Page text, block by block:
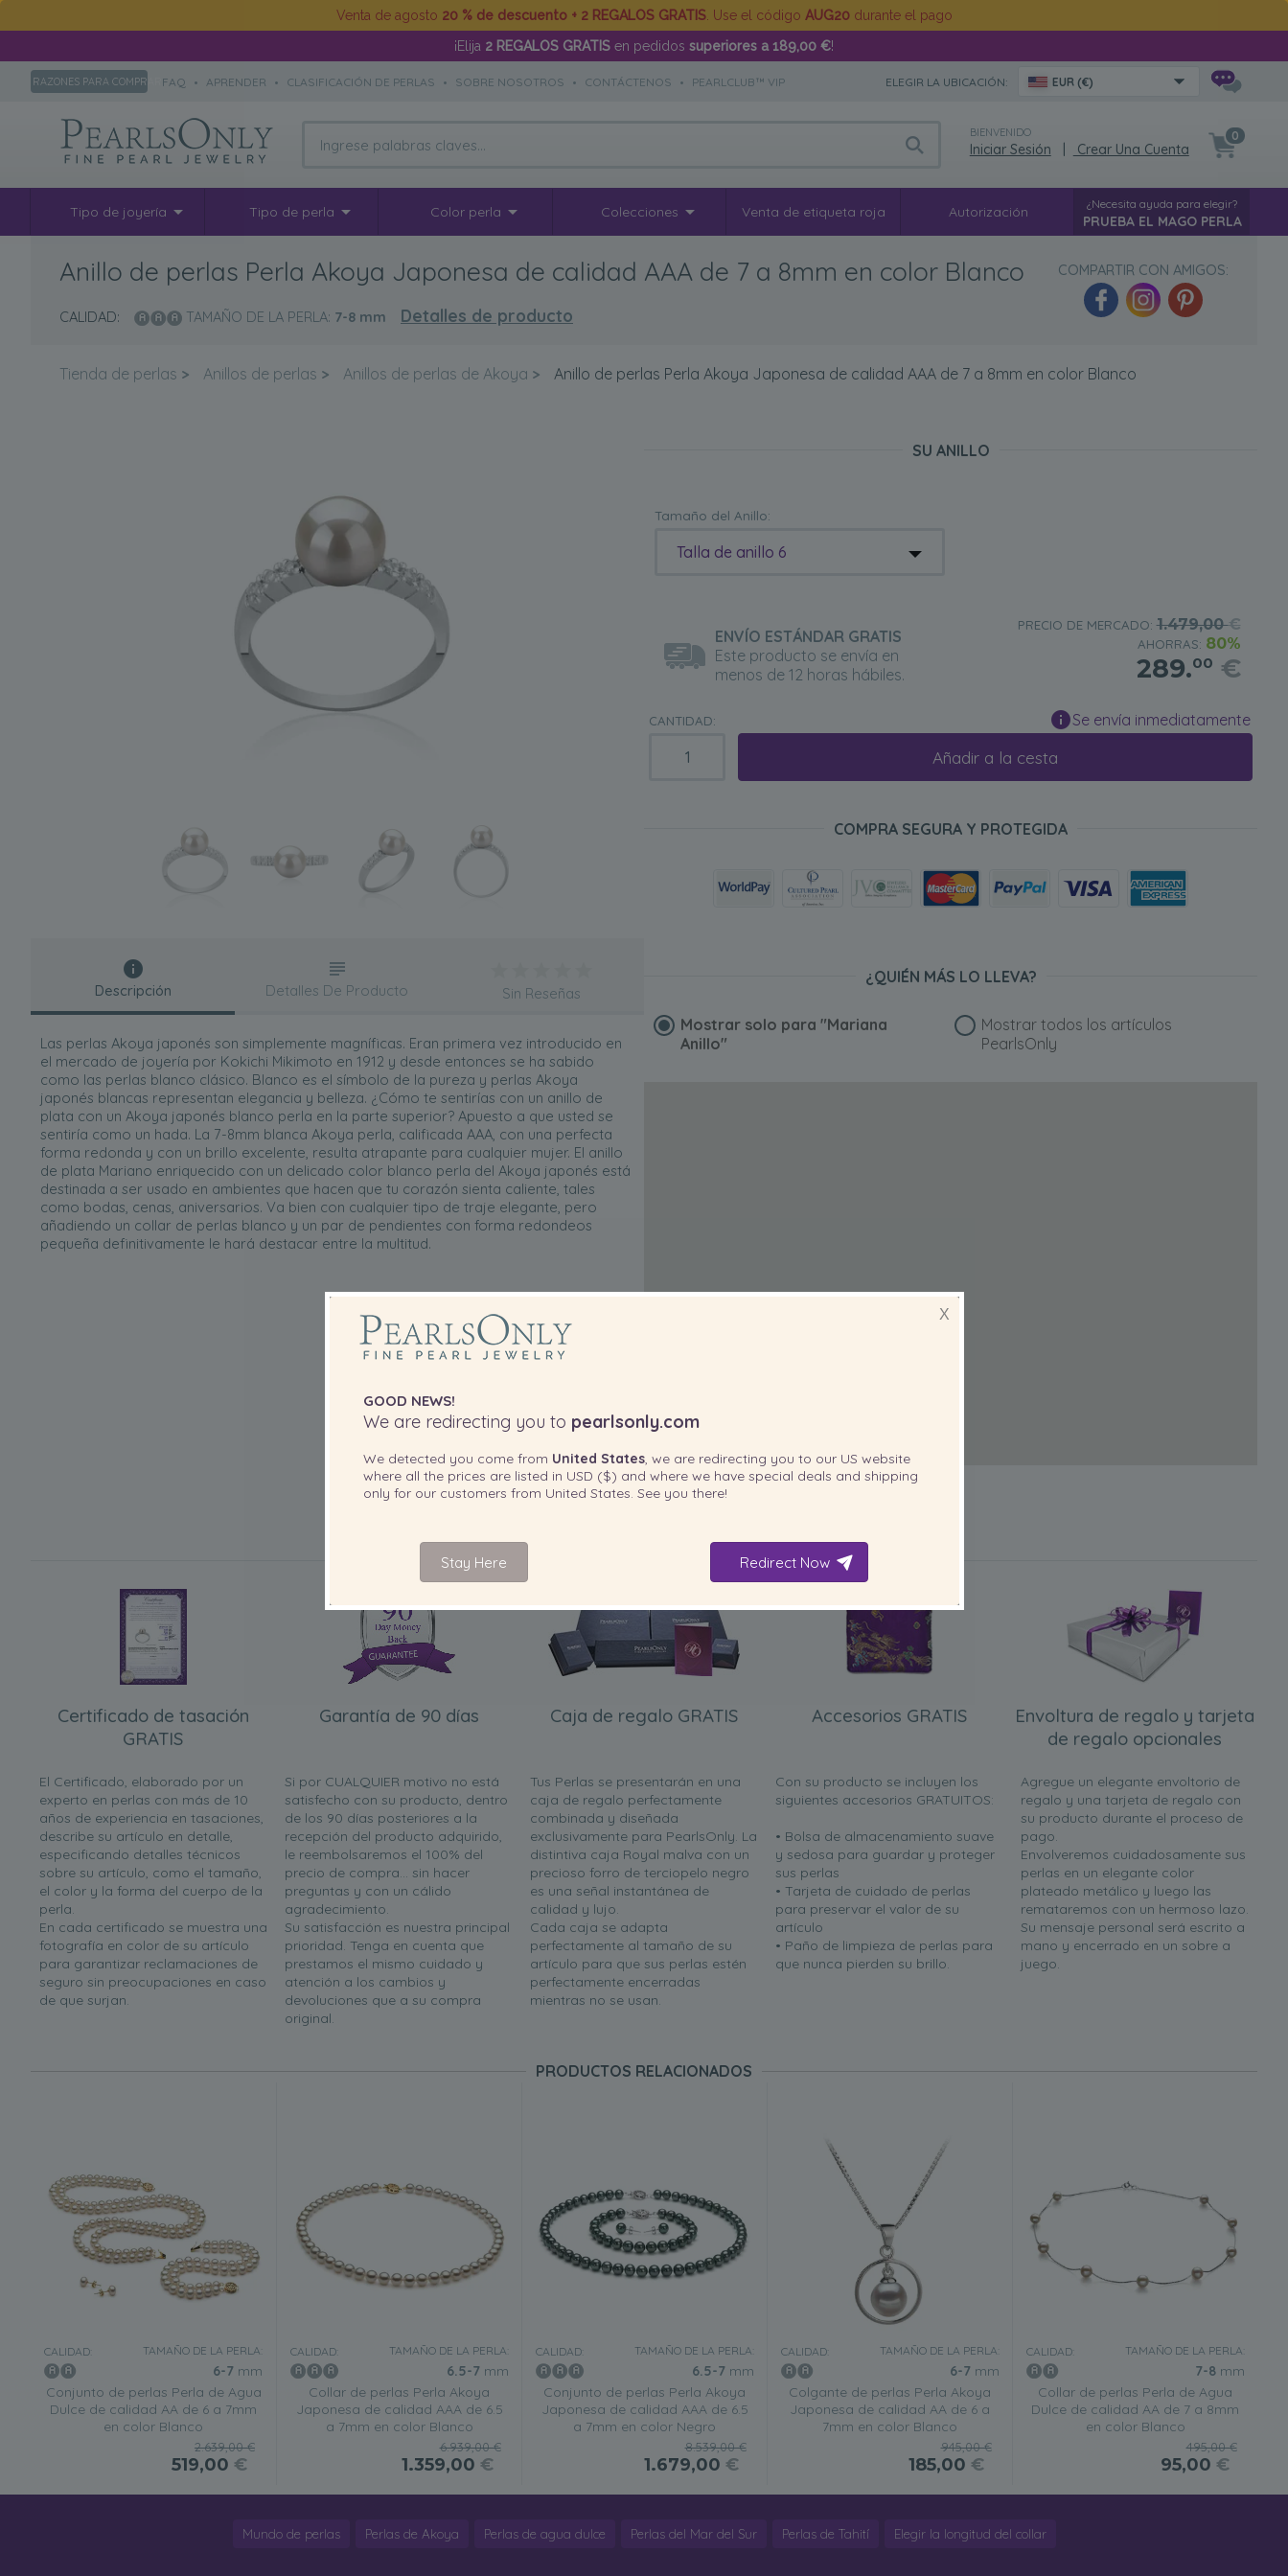
Venta de agosto 20 % de descuento + 2 REGALOS GRATIS. Use el código AUG20durante el pago
¡Elija 2 REGALOS GRATIS en pedidos superiores a 189,00 €!
RAZONES PARA COMPRAR FAQ • APRENDER • CLASIFICACIÓN DE PERLAS • SOBRE NOSOTROS • CONTÁCTENOS • PEARLCLUB™ VIP ELEGIR LA UBICACIÓN: EUR (€)
BIENVENIDO
Iniciar Sesión Crear Una Cuenta
0
Tipo de joyería Tipo de perla Color perla Colecciones Venta de etiqueta roja Autorización ¿Necesita ayuda para elegir?
PRUEBA EL MAGO PERLA
Anillo de perlas Perla Akoya Japonesa de calidad AAA de 7 a 8mm en color Blanco
CALIDAD: TAMAÑO DE LA PERLA: 7-8 mm Detalles de producto
COMPARTIR CON AMIGOS:
Tienda de perlas > Anillos de perlas > Anillos de perlas de Akoya > Anillo de perlas Perla Akoya Japonesa de calidad AAA de 7 a 8mm en color Blanco
SU ANILLO
Tamaño del Anillo:
Talla de anillo 6
ENVÍO ESTÁNDAR GRATIS
Este producto se envía en
menos de 12 horas hábiles.
PRECIO DE MERCADO:1.479,00€
AHORRAS: 80%
289.00 €
CANTIDAD: Se envía inmediatamente
Añadir a la cesta
COMPRA SEGURA Y PROTEGIDA
Descripción
Las perlas Akoya japonés son simplemente magníficas. Eran primera vez introducido en
el mercado de joyería por Kokichi Mikimoto en 1912 y desde entonces se ha sabido
como las perlas blanco clásico. Blanco es el símbolo de la pureza y perlas Akoya
japonés blancas representan elegancia y belleza. ¿Cómo te sentirías con un anillo de
plata con un Akoya japonés blanco perla en la parte superior? Apuesto a que usted se
sentiría como un hada. La 7-8mm blanca Akoya perla, calificada AAA, con una perfecta
forma redonda y con un brillo excelente, resulta atrapante para cualquier mujer. El anillo
de plata Mariano enriquecido con un delicado color blanco perla del Akoya japonés está
destinada a ser usado en ambientes que hacen que tu corazón sienta caliente, tales
como bodas, cenas, aniversarios. Va bien con cualquier tipo de traje elegante, pero
añadiendo un collar de perlas blanco y un par de pendientes con forma redondeos
pequeña definitivamente le hará destacar entre la multitud.
Detalles De Producto Sin Reseñas
¿QUIÉN MÁS LO LLEVA?
Mostrar solo para "Mariana
Anillo"
Mostrar todos los artículos
PearlsOnly
INCLUIDO CON SU PRODUCTO
Certificado de tasación
GRATIS
El Certificado, elaborado por un
experto en perlas con más de 10
años de experiencia en tasaciones,
describe su artículo en detalle,
especificando detalles técnicos
sobre su artículo, como el tamaño,
el color y la forma del cuerpo de la
perla.
En cada certificado se muestra una
fotografía en color de su artículo
para garantizar reclamaciones de
seguro sin preocupaciones en caso
de que surjan.
Garantía de 90 días
Si por CUALQUIER motivo no está
satisfecho con su producto, dentro
de los 90 días posteriores a la
recepción del producto adquirido,
le reembolsaremos el 100% del
precio de compra... sin hacer
preguntas y con un cálido
agradecimiento.
Su satisfacción es nuestra principal
prioridad. Tenga en cuenta que
prestamos el mismo cuidado y
atención a los cambios y
devoluciones que a su compra
original.
Caja de regalo GRATIS
Tus Perlas se presentarán en una
caja de regalo perfectamente
combinada y diseñada
exclusivamente para PearlsOnly. La
distintiva caja Royal malva con un
precioso forro de terciopelo negro
es una señal instantánea de
calidad y lujo.
Cada caja se adapta
perfectamente al tamaño de su
artículo para que sus perlas estén
perfectamente encerradas
mientras no se usan.
Accesorios GRATIS
Con su producto se incluyen los
siguientes accesorios GRATUITOS:
• Bolsa de almacenamiento suave
y sedosa para guardar y proteger
sus perlas
• Tarjeta de cuidado de perlas
para preservar el valor de su
artículo
• Paño de limpieza de perlas para
que nunca pierden su brillo.
Envoltura de regalo y tarjeta
de regalo opcionales
Agregue un elegante envoltorio de
regalo y una tarjeta de regalo con
su producto durante el proceso de
pago.
Envolveremos cuidadosamente sus
perlas en un elegante color
plateado metálico y luego las
remataremos con un hermoso lazo.
Su mensaje personal será escrito a
mano y encerrado en un sobre a
juego.
PRODUCTOS RELACIONADOS
CALIDAD: TAMAÑO DE LA PERLA:
6-7 mm
Conjunto de perlas Perla de Agua
Dulce de calidad AA de 6 a 7mm
en color Blanco
2.639,00 €
519,00 €
CALIDAD: TAMAÑO DE LA PERLA:
6.5-7 mm
Collar de perlas Perla Akoya
Japonesa de calidad AAA de 6.5
a 7mm en color Blanco
6.939,00 €
1.359,00 €
CALIDAD: TAMAÑO DE LA PERLA:
6.5-7 mm
Conjunto de perlas Perla Akoya
Japonesa de calidad AAA de 6.5
a 7mm en color Negro
8.539,00 €
1.679,00 €
CALIDAD: TAMAÑO DE LA PERLA:
6-7 mm
Colgante de perlas Perla Akoya
Japonesa de calidad AA de 6 a
7mm en color Blanco
945,00 €
185,00 €
CALIDAD: TAMAÑO DE LA PERLA:
7-8mm
Collar de perlas Perla de Agua
Dulce de calidad AA de 7 a 8mm
en color Blanco
495,00 €
95,00 €
Mundo de perlas Perlas de Akoya Perlas de agua dulce Perlas del Mar del Sur Perlas de Tahití Elegir la longitud del collar
X
GOOD NEWS!
We are redirecting you to pearlsonly.com
We detected you come from United States, we are redirecting you to our US website
where all the prices are listed in USD ($) and where we have special deals and shipping
only for our customers from United States . See you there!
Stay Here Redirect Now